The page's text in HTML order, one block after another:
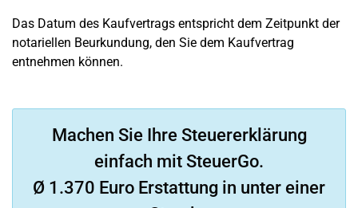
Das Datum des Kaufvertrags entspricht dem Zeitpunkt der
notariellen Beurkundung, den Sie dem Kaufvertrag
entnehmen können.
Machen Sie Ihre Steuererklärung
einfach mit SteuerGo.
Ø 1.370 Euro Erstattung in unter einer